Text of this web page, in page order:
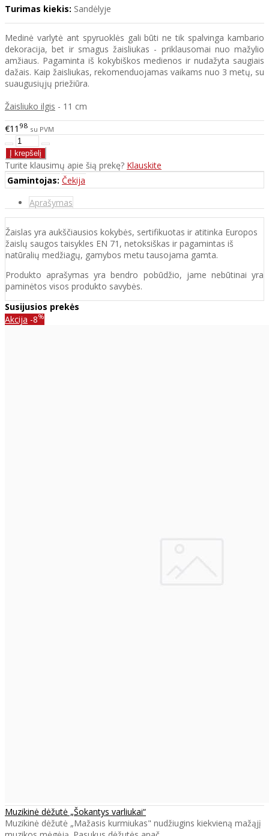
Turimas kiekis: Sandėlyje
Medinė varlytė ant spyruoklės gali būti ne tik spalvinga kambario
dekoracija, bet ir smagus žaisliukas - priklausomai nuo mažylio
amžiaus. Pagaminta iš kokybiškos medienos ir nudažyta saugiais
dažais. Kaip žaisliukas, rekomenduojamas vaikams nuo 3 metų, su
suaugusiųjų priežiūra.
Žaisliuko ilgis - 11 cm
€11 98 su PVM
Turite klausimų apie šią prekę? Klauskite
Gamintojas: Čekija
Aprašymas
Žaislas yra aukščiausios kokybės, sertifikuotas ir atitinka Europos
žaislų saugos taisykles EN 71, netoksiškas ir pagamintas iš
natūralių medžiagų, gamybos metu tausojama gamta.
Produkto aprašymas yra bendro pobūdžio, jame nebūtinai yra
paminėtos visos produkto savybės.
Susijusios prekės
Akcija -8%
Muzikinė dėžutė „Šokantys varliukai“
Muzikinė dėžutė „Mažasis kurmiukas" nudžiugins kiekvieną mažąjį